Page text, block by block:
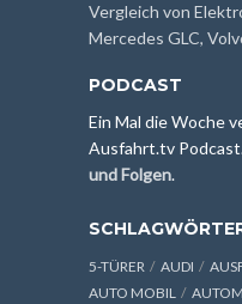
Vergleich von
Mercedes GLC,
PODCAST
Ein Mal die Woche
Ausfahrt.tv
und Folgen.
5-TÜRER AUDI
AUTO MOBIL